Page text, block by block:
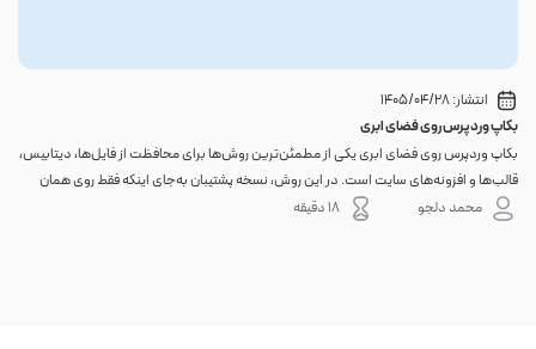
انتشار:1405/04/28
بکاپ وردپرس روی فضای ابری
بکاپ وردپرس روی فضای ابری یکی از مطمئن‌ترین روش‌ها برای محافظت از فایل‌ها، دیتابیس،
قالب‌ها و افزونه‌های سایت است. در این روش، نسخه پشتیبان به‌جای اینکه فقط روی همان
هاست اصلی باقی بماند، به یک فضای جداگانه منتقل می‌شود؛ بنابراین خرابی سرور، هک
محمد دلجو 18 دقیقه